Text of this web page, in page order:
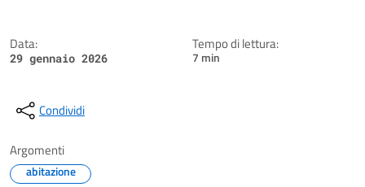
Data:
29 gennaio 2026
Tempo di lettura:
7 min
Condividi
Argomenti
abitazione